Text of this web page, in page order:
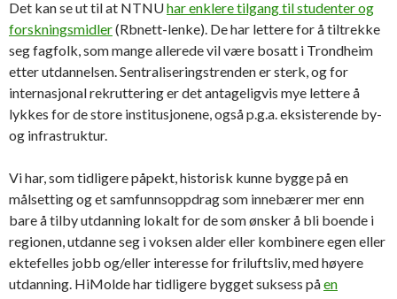
Det kan se ut til at NTNUhar enklere tilgang til studenter og
forskningsmidler(Rbnett-lenke). De har lettere for å tiltrekke
seg fagfolk, som mange allerede vil være bosatt i Trondheim
etter utdannelsen. Sentraliseringstrenden er sterk, og for
internasjonal rekruttering er det antageligvis mye lettere å
lykkes for de store institusjonene, også p.g.a. eksisterende by-
og infrastruktur.
Vi har, som tidligere påpekt, historisk kunne bygge på en
målsetting og et samfunnsoppdrag som innebærer mer enn
bare å tilby utdanning lokalt for de som ønsker å bli boende i
regionen, utdanne seg i voksen alder eller kombinere egen eller
ektefelles jobb og/eller interesse for friluftsliv, med høyere
utdanning. HiMolde har tidligere bygget suksess påen